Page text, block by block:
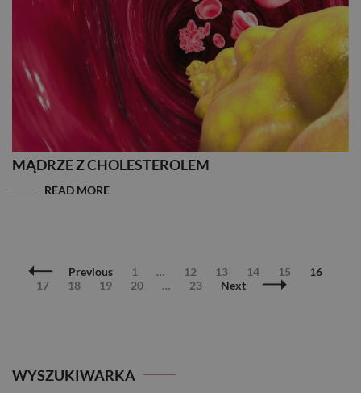
MĄDRZE Z CHOLESTEROLEM
READ MORE
Posts
Navigation
Previous Page
1 … Page
12 Page
13 Page
14 Page
15 Page
16
Page
17 Page
18 Page
19 Page
20 … Page
23 Next
WYSZUKIWARKA